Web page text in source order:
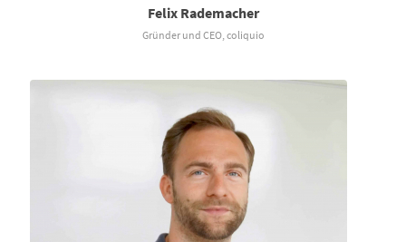
Felix Rademacher
Gründer und CEO, coliquio